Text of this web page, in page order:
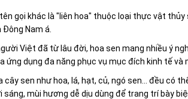
gọi khác là "liên hoa" thuộc loại thực vật
Nam á.
Việt đã từ lâu đời, hoa sen mang nhiều ý
ứng dụng đa năng phục vụ mục đích kinh tế
cây sen như hoa, lá, hạt, củ, ngó sen... đều có
mùi hương dễ dịu dùng để trang trí bày